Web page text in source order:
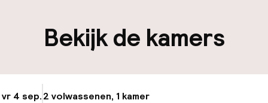
Bekijk de kamers
4 sep.2 volwassenen, 1 kamer